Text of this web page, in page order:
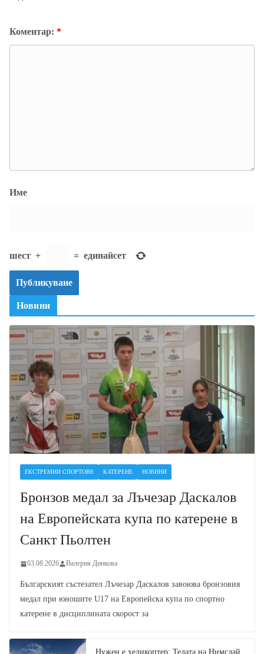
Коментар: *
Име
шест + = единайсет
Новини
ЕКСТРЕМНИ СПОРТОВЕ КАТЕРЕНЕ НОВИНИ
Бронзов медал за Лъчезар Даскалов
на Европейската купа по катерене в
Санкт Пьолтен
03.08.2026 Валерия Динкова
Българският състезател Лъчезар Даскалов завоюва бронзовия
медал при юношите U17 на Европейска купа по спортно
катерене в дисциплината скорост за
Нужен е хеликоптер: Телата на Нимсдай